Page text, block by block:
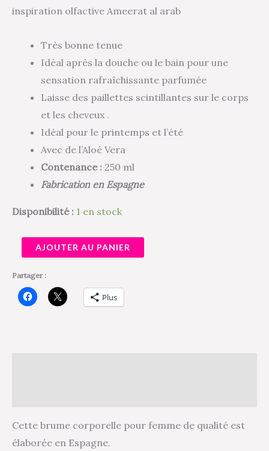
inspiration olfactive Ameerat al arab
Très bonne tenue
Idéal après la douche ou le bain pour une
sensation rafraîchissante parfumée
Laisse des paillettes scintillantes sur le corps
et les cheveux .
Idéal pour le printemps et l’été
Avec de l’Aloé Vera
Contenance : 250 ml
Fabrication en Espagne
Disponibilité : 1 en stock
AJOUTER AU PANIER
Partager :
Plus
Cette brume corporelle pour femme de qualité est
élaborée en Espagne.